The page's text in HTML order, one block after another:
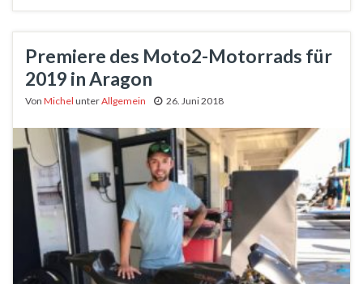
Premiere des Moto2-Motorrads für
2019 in Aragon
Von Michel unterAllgemein 26. Juni 2018